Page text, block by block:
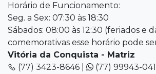
Horário de Funcionamento:
Seg. a Sex: 07:30 às 18:30
Sábados: 08:00 às 12:30 (feriados e
comemorativas esse horário pode
Vitória da Conquista - Matriz
(77) 3423-8646 |
(77) 99943-